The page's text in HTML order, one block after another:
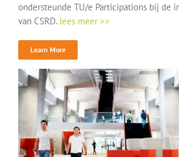
ondersteunde TU/e Participations bij de
van CSRD. lees meer >>
Learn More